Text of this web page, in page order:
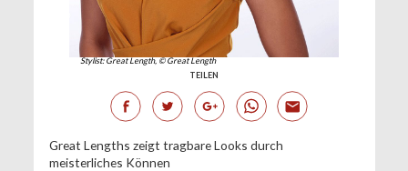
Stylist: Great Length, © Great Length
TEILEN
Great Lengths zeigt tragbare Looks durch
meisterliches Können